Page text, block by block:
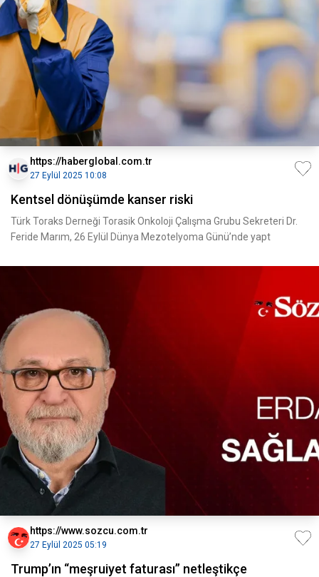
https://haberglobal.com.tr
27 Eylül 2025 10:08
Kentsel dönüşümde kanser riski
Türk Toraks Derneği Torasik Onkoloji Çalışma Grubu Sekreteri Dr.
Feride Marım, 26 Eylül Dünya Mezotelyoma Günü’nde yapt
https://www.sozcu.com.tr
27 Eylül 2025 05:19
Trump’ın “meşruiyet faturası” netleştikçe